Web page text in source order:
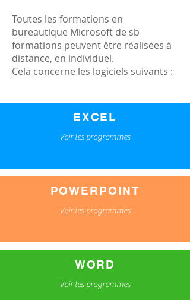
Toutes les formations en
bureautique Microsoft de sb
formations peuvent être réalisées à
distance, en individuel.
Cela concerne les logiciels suivants :
EXCEL
Voir les programmes
POWERPOINT
Voir les programmes
WORD
Voir les programmes